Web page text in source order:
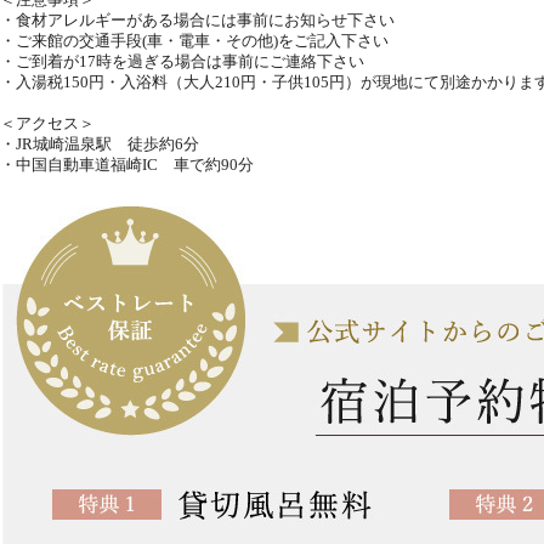
・食材アレルギーがある場合には事前にお知らせ下さい
・ご来館の交通手段(車・電車・その他)をご記入下さい
・ご到着が17時を過ぎる場合は事前にご連絡下さい
・入湯税150円・入浴料（大人210円・子供105円）が現地にて別途かかりま
＜アクセス＞
・JR城崎温泉駅 徒歩約6分
・中国自動車道福崎IC 車で約90分